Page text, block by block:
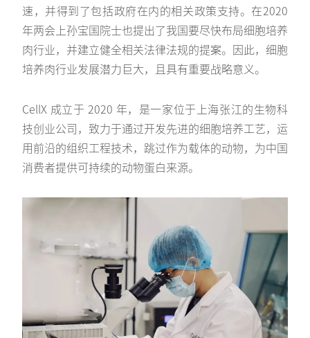
速，并得到了包括政府在内的相关政策支持。在2020
年两会上孙宝国院士也提出了我国要尽快布局细胞培养
肉行业，并建立健全相关法律法规的提案。因此，细胞
培养肉行业发展潜力巨大，且具有重要战略意义。
CellX 成立于 2020 年，是一家位于上海张江的生物科
技创业公司，致力于通过开发先进的细胞培养工艺，运
用前沿的组织工程技术，跳过作为载体的动物，为中国
消费者提供可持续的动物蛋白来源。